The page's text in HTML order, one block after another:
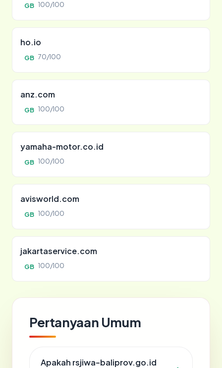
GB 100/100
ho.io
GB 70/100
anz.com
GB 100/100
yamaha-motor.co.id
GB 100/100
avisworld.com
GB 100/100
jakartaservice.com
GB 100/100
Pertanyaan Umum
Apakah rsjiwa-baliprov.go.id